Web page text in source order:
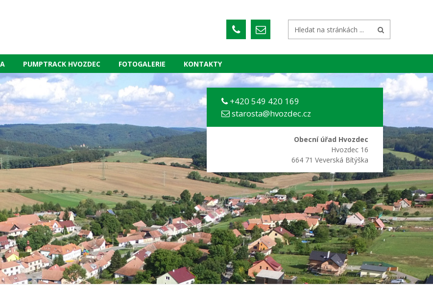
PUMPTRACK HVOZDEC FOTOGALERIE KONTAKTY
+420 549 420 169
starosta@hvozdec.cz
Obecní úřad Hvozdec
Hvozdec 16
664 71 Veverská Bítýška